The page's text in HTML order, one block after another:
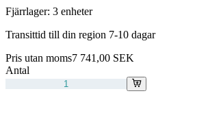
Fjärrlager: 3 enheter
Transittid till din region 7-10 dagar
Pris utan moms7 741,00 SEK
Antal